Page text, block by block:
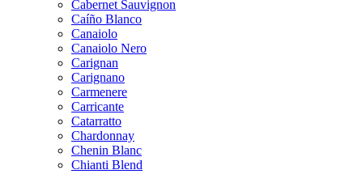
Cabernet Sauvignon
Caíño Blanco
Canaiolo
Canaiolo Nero
Carignan
Carignano
Carmenere
Carricante
Catarratto
Chardonnay
Chenin Blanc
Chianti Blend